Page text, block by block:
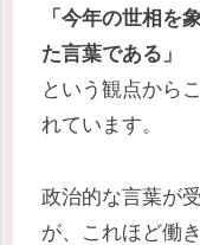
「今年の世相を
た言葉である」
という観点から
れています。
政治的な言葉が
が、これほど働